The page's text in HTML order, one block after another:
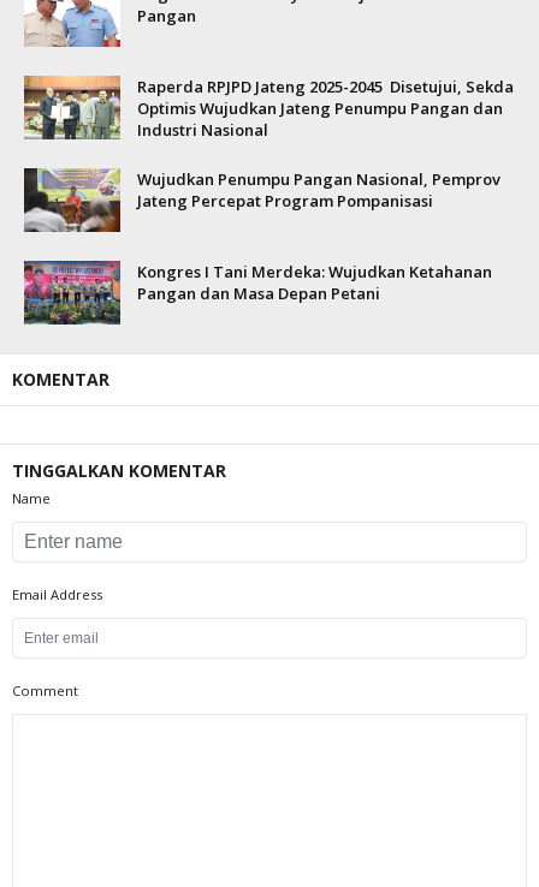
Pangan
Raperda RPJPD Jateng 2025-2045 Disetujui, Sekda
Optimis Wujudkan Jateng Penumpu Pangan dan
Industri Nasional
Wujudkan Penumpu Pangan Nasional, Pemprov
Jateng Percepat Program Pompanisasi
Kongres I Tani Merdeka: Wujudkan Ketahanan
Pangan dan Masa Depan Petani
KOMENTAR
TINGGALKAN KOMENTAR
Name
Email Address
Comment